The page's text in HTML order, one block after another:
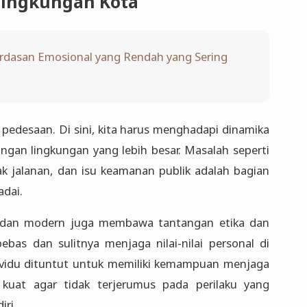
Emosional yang Rendah yang Sering
Di sini, kita harus menghadapi dinamika
lingkungan yang lebih besar. Masalah seperti
jalanan, dan isu keamanan publik adalah bagian
modern juga membawa tantangan etika dan
dan sulitnya menjaga nilai-nilai personal di
dituntut untuk memiliki kemampuan menjaga
agar tidak terjerumus pada perilaku yang